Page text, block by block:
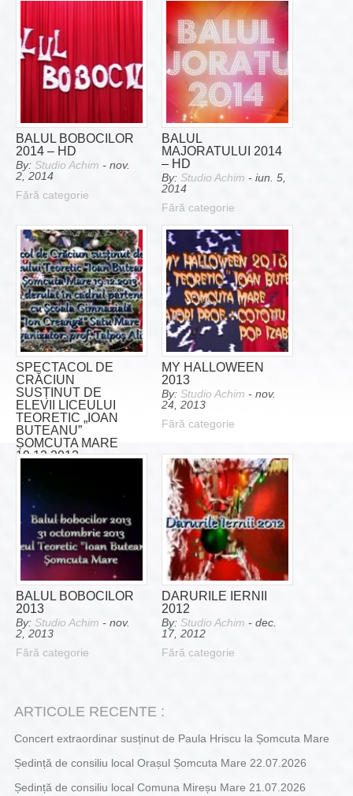
BALUL BOBOCILOR
2014 – HD
By: Studio Achim - nov.
2, 2014
Fără categorie
BALUL
MAJORATULUI 2014
– HD
By: Studio Achim - iun. 5,
2014
Fără categorie
SPECTACOL DE
CRĂCIUN
SUSȚINUT DE
ELEVII LICEULUI
TEORETIC „IOAN
BUTEANU”
ȘOMCUTA MARE
19.12.2013
21, 2013
Fără categorie
MY HALLOWEEN
2013
By: Studio Achim - nov.
24, 2013
Fără categorie
BALUL BOBOCILOR
2013
By: Studio Achim - nov.
2, 2013
Fără categorie
DARURILE IERNII
2012
By: Studio Achim - dec.
17, 2012
Fără categorie
ARTICOLE RECENTE :
Concert extraordinar susținut de Paula Hriscu la Șomcuta Mare
Ședință de consiliu local Orașul Șomcuta Mare 22.07.2026
Ședință de consiliu local Comuna Mireșu Mare 21.07.2026